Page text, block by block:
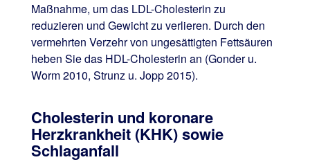
Maßnahme, um das LDL-Cholesterin zu
reduzieren und Gewicht zu verlieren. Durch den
vermehrten Verzehr von ungesättigten Fettsäuren
heben Sie das HDL-Cholesterin an (Gonder u.
Worm 2010, Strunz u. Jopp 2015).
Cholesterin und koronare
Herzkrankheit (KHK) sowie
Schlaganfall